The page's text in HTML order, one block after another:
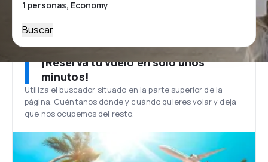
Buscar
¡Reserva tu vuelo en solo unos
minutos!
Utiliza el buscador situado en la parte superior de la
página. Cuéntanos dónde y cuándo quieres volar y deja
que nos ocupemos del resto.